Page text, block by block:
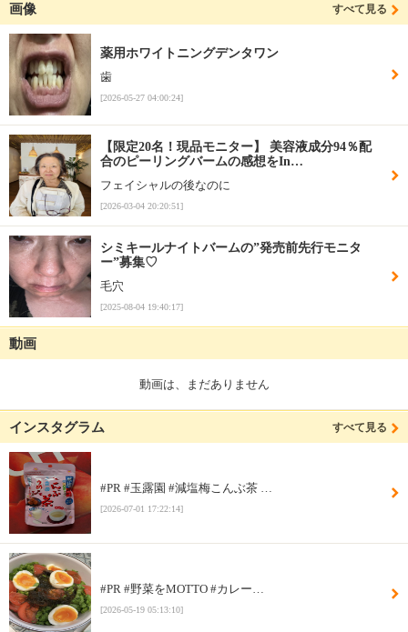
画像 すべて見る
薬用ホワイトニングデンタワン
歯
[2026-05-27 04:00:24]
【限定20名！現品モニター】 美容液成分94％配
合のピーリングバームの感想をIn…
フェイシャルの後なのに
[2026-03-04 20:20:51]
シミキールナイトバームの”発売前先行モニタ
ー”募集♡
毛穴
[2025-08-04 19:40:17]
動画
動画は、まだありません
インスタグラム すべて見る
#PR #玉露園 #減塩梅こんぶ茶 …
[2026-07-01 17:22:14]
#PR #野菜をMOTTO #カレー…
[2026-05-19 05:13:10]